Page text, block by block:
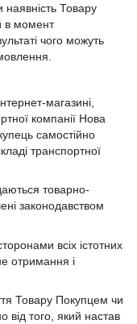
Товару
в момент
чого можуть
магазині,
компанії Нова
самостійно
транспортної
товарно-
законодавством
всіх істотних
отримання і
Товару Покупцем чи
того, який настав